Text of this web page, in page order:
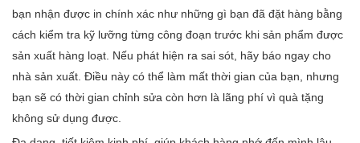
bạn nhận được in chính xác như những gì bạn đã đặt hàng bằng
cách kiểm tra kỹ lưỡng từng công đoạn trước khi sản phẩm được
sản xuất hàng loạt. Nếu phát hiện ra sai sót, hãy báo ngay cho
nhà sản xuất. Điều này có thể làm mất thời gian của bạn, nhưng
bạn sẽ có thời gian chỉnh sửa còn hơn là lãng phí vì quà tặng
không sử dụng được.